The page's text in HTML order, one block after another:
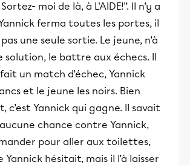
moi de là, à L'AIDE!'’. Il n’y a
Yannick ferma toutes les portes, il
une seule sortie. Le jeune, n’à
solution, le battre aux échecs. Il
un match d’échec, Yannick
et le jeune les noirs. Bien
c’est Yannick qui gagne. Il savait
aucune chance contre Yannick,
pour aller aux toilettes,
Yannick hésitait, mais il l’à laisser